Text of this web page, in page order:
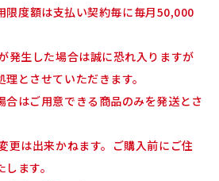
度額は支払い契約毎に毎月50,000
発生した場合は誠に恐れ入りますが
とさせていただきます。
合はご用意できる商品のみを発送とさ
更は出来かねます。ご購入前にご住
ます。